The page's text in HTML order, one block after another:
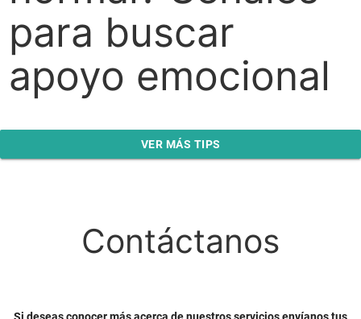
para buscar
apoyo emocional
VER MÁS TIPS
Contáctanos
Si deseas conocer más acerca de nuestros servicios envíanos tus